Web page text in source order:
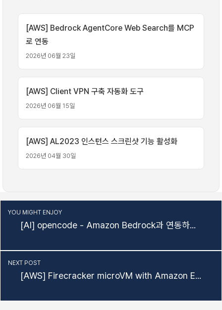
[AWS] Bedrock AgentCore Web Search를 MCP
로 연동
2026년 06월 23일
[AWS] Client VPN 구축 자동화 도구
2026년 06월 15일
[AWS] AL2023 인스턴스 스크린샷 기능 활성화
2026년 04월 30일
[AI] opencode - Amazon Bedrock과 연동하여 opencode 사용하기
YOU MIGHT ENJOY
[AWS] Firecracker microVM with Amazon EC2 Nested Virtualization
NEXT POST